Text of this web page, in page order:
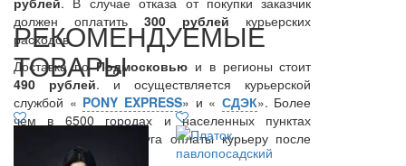
должен оплатить300 рублей курьерских
расходов.
Доставка поПодмосковью и в регионы стоит
490 рублей. и осуществляется курьерской
службой « PONY EXPRESS» и « СДЭК». Более
чем в 6500 городах и населенных пунктах
предоставляется услуга оплаты курьеру после
примерки.
РЕКОМЕНДУЕМЫЕ
ТОВАРЫ